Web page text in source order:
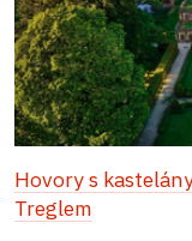
Hovory s
Treglem